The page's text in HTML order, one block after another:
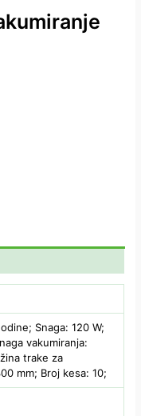
Snaga: 120 W;
vakumiranja:
trake za
mm; Broj kesa: 10;